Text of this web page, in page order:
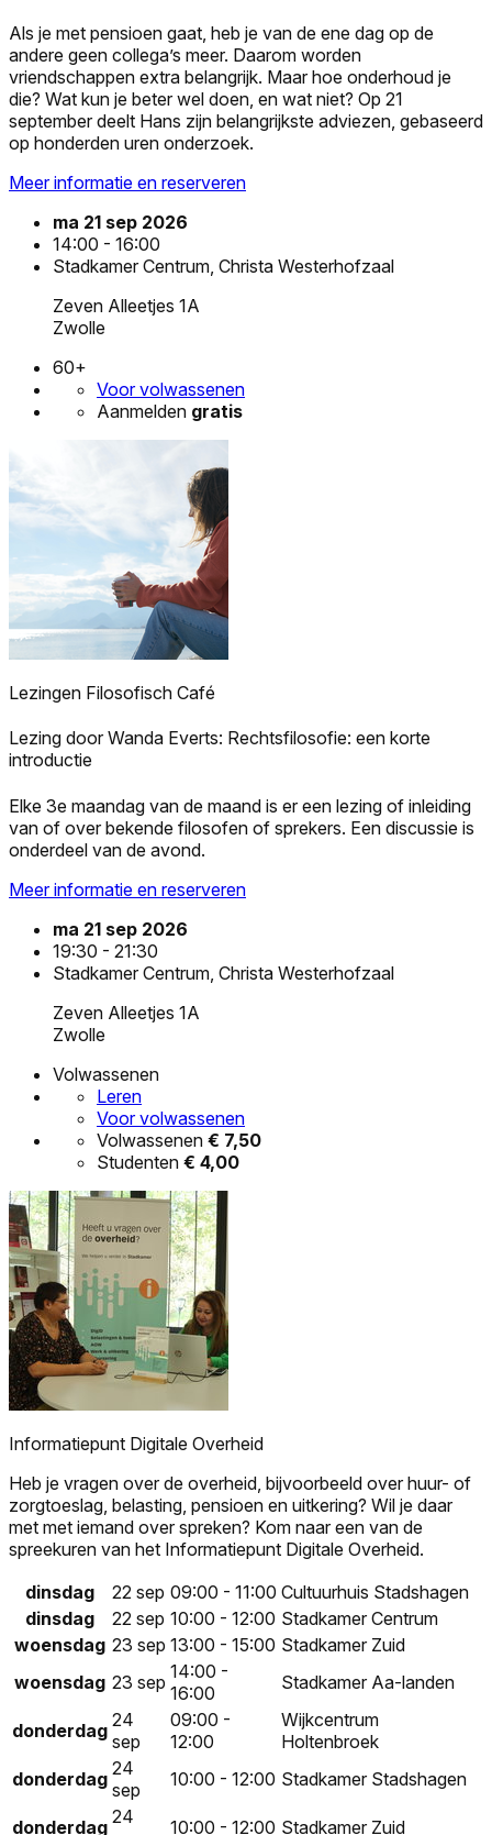
Als je met pensioen gaat, heb je van de ene dag op de
andere geen collega’s meer. Daarom worden
vriendschappen extra belangrijk. Maar hoe onderhoud je
die? Wat kun je beter wel doen, en wat niet? Op 21
september deelt Hans zijn belangrijkste adviezen, gebaseerd
op honderden uren onderzoek.
Meer informatie en reserveren
ma 21 sep 2026
14:00 - 16:00
Stadkamer Centrum, Christa Westerhofzaal
Zeven Alleetjes 1A
Zwolle
60+
Voor volwassenen
Aanmelden gratis
Lezingen Filosofisch Café
Lezing door Wanda Everts: Rechtsfilosofie: een korte
introductie
Elke 3e maandag van de maand is er een lezing of inleiding
van of over bekende filosofen of sprekers. Een discussie is
onderdeel van de avond.
Meer informatie en reserveren
ma 21 sep 2026
19:30 - 21:30
Stadkamer Centrum, Christa Westerhofzaal
Zeven Alleetjes 1A
Zwolle
Volwassenen
Leren
Voor volwassenen
Volwassenen € 7,50
Studenten € 4,00
Informatiepunt Digitale Overheid
Heb je vragen over de overheid, bijvoorbeeld over huur- of
zorgtoeslag, belasting, pensioen en uitkering? Wil je daar
met met iemand over spreken? Kom naar een van de
spreekuren van het Informatiepunt Digitale Overheid.
dinsdag
22 sep 09:00 - 11:00 Cultuurhuis Stadshagen
dinsdag
22 sep 10:00 - 12:00 Stadkamer Centrum
woensdag 23 sep 13:00 - 15:00 Stadkamer Zuid
woensdag 23 sep 14:00 -
16:00
Stadkamer Aa-landen
donderdag 24
sep
09:00 -
12:00
Wijkcentrum
Holtenbroek
donderdag 24
sep
10:00 - 12:00 Stadkamer Stadshagen
donderdag 24
10:00 - 12:00 Stadkamer Zuid